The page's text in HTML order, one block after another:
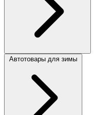
Автотовары для зимы